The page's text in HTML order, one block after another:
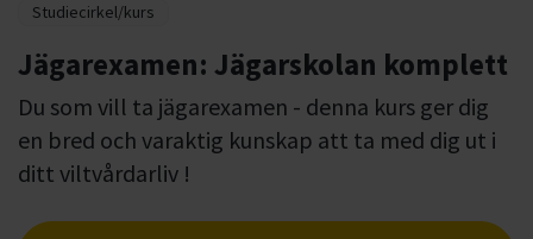
Studiecirkel/kurs
Jägarexamen: Jägarskolan komplett
Du som vill ta jägarexamen - denna kurs ger dig
en bred och varaktig kunskap att ta med dig ut i
ditt viltvårdarliv !